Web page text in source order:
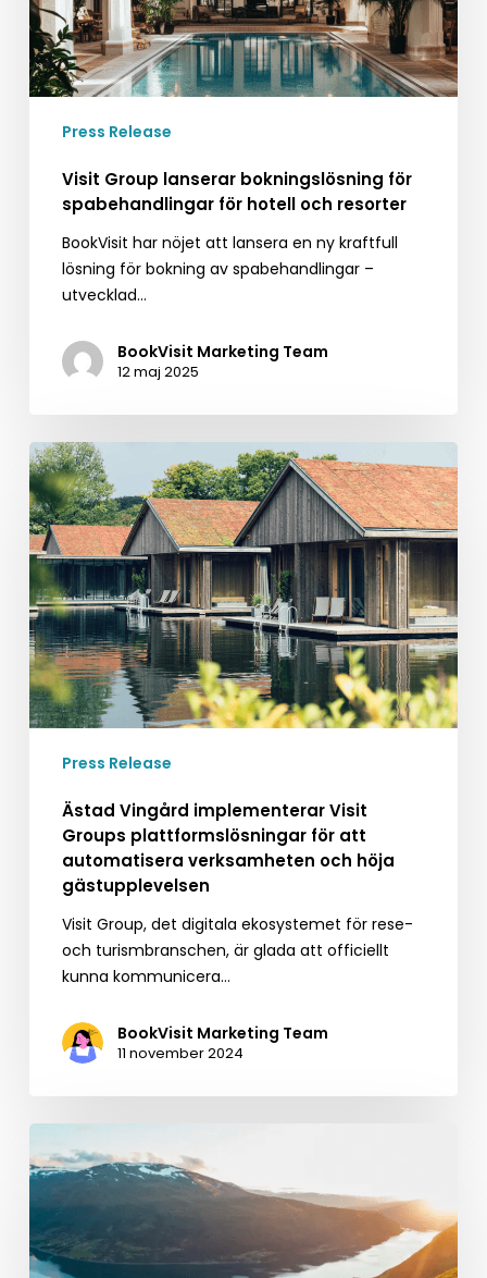
hotell
och
resorter
Press Release
Visit Group lanserar bokningslösning för
spabehandlingar för hotell och resorter
BookVisit har nöjet att lansera en ny kraftfull
lösning för bokning av spabehandlingar –
utvecklad…
BookVisit Marketing Team
12 maj 2025
Ästad
Vingård
implementerar
Visit
Groups
plattformslösningar
för
att
automatisera
verksamheten
och
gästupplevelsen
Press Release
Ästad Vingård implementerar Visit
Groups plattformslösningar för att
automatisera verksamheten och höja
gästupplevelsen
Visit Group, det digitala ekosystemet för rese-
och turismbranschen, är glada att officiellt
kunna kommunicera…
BookVisit Marketing Team
11 november 2024
BookVisit
and
Utflukt
Team
Up
to